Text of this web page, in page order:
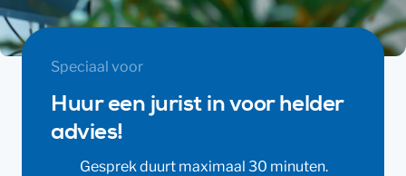
Speciaal voor
Huur een jurist in voor helder
advies!
Gesprek duurt maximaal 30 minuten.